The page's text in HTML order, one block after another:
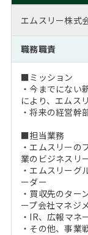
MBA留学生数の推
インターン受入企業
MBAを生かす求人特
年齢と年収の相関図
MBA NETWORKING
エムスリー株式
職務職責
■ミッション
・今までにない
により、エムス
・将来の経営幹
■担当業務
・エムスリーの
業のビジネスリ
・エムスリーグ
ーダー
・買収先のター
ープ会社マネジ
・IR、広報マネ
・その他、事業